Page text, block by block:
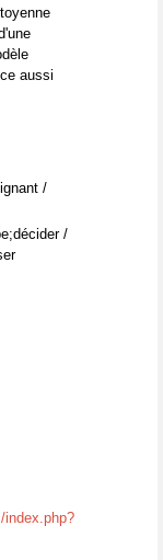
aussi
/
/
index.php?